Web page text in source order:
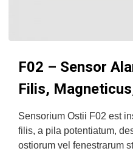
F02 – Sensor
Filis,
Sensorium Ostii F02 est
filis, a pila potentiatum,
ostiorum vel fenestrarum